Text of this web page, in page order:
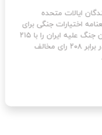
ایالات متحده
قطعنامه اختیارات جنگی برای
رای موافق در برابر ۲۰۸ رای مخالف